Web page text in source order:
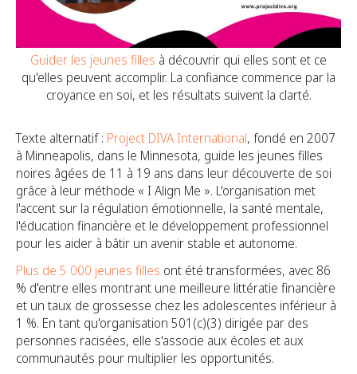
Guider les jeunes filles à découvrir qui elles sont et ce
qu'elles peuvent accomplir. La confiance commence par la
croyance en soi, et les résultats suivent la clarté.
Texte alternatif : Project DIVA International, fondé en 2007
à Minneapolis, dans le Minnesota, guide les jeunes filles
noires âgées de 11 à 19 ans dans leur découverte de soi
grâce à leur méthode « I Align Me ». L'organisation met
l'accent sur la régulation émotionnelle, la santé mentale,
l'éducation financière et le développement professionnel
pour les aider à bâtir un avenir stable et autonome.
Plus de 5 000 jeunes filles ont été transformées, avec 86
% d'entre elles montrant une meilleure littératie financière
et un taux de grossesse chez les adolescentes inférieur à
1 %. En tant qu'organisation 501(c)(3) dirigée par des
personnes racisées, elle s'associe aux écoles et aux
communautés pour multiplier les opportunités.